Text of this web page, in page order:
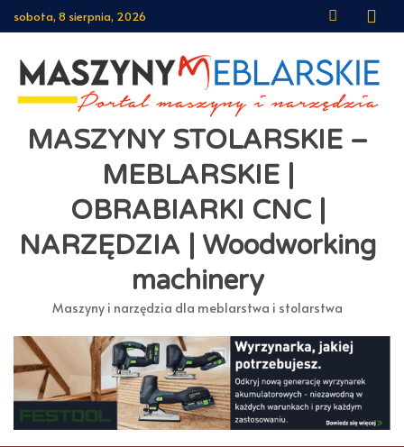
sobota, 8 sierpnia, 2026
MASZYNY STOLARSKIE –
MEBLARSKIE |
OBRABIARKI CNC |
NARZĘDZIA | Woodworking
machinery
Maszyny i narzędzia dla meblarstwa i stolarstwa